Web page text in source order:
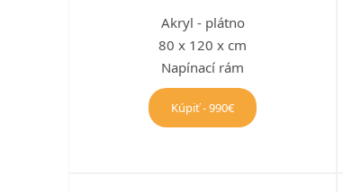
Akryl - plátno
80 x 120 x cm
Napínací rám
Kúpiť - 990€